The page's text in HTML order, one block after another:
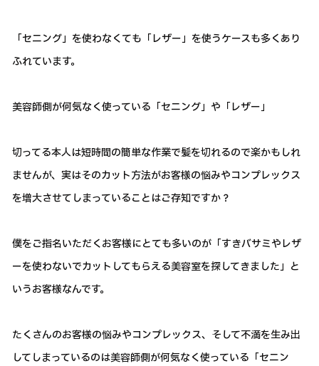
「セニング」を使わなくても「レザー」を使うケースも多くあり
ふれています。
美容師側が何気なく使っている「セニング」や「レザー」
切ってる本人は短時間の簡単な作業で髪を切れるので楽かもしれ
ませんが、実はそのカット方法がお客様の悩みやコンプレックス
を増大させてしまっていることはご存知ですか？
僕をご指名いただくお客様にとても多いのが「すきバサミやレザ
ーを使わないでカットしてもらえる美容室を探してきました」と
いうお客様なんです。
たくさんのお客様の悩みやコンプレックス、そして不満を生み出
してしまっているのは美容師側が何気なく使っている「セニン